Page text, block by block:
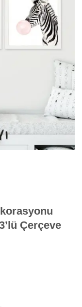
Çerçeve